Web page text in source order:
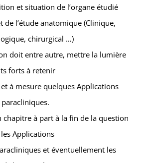
et situation de l’organe étudié
de l’étude anatomique (Clinique,
chirurgical …)
doit entre autre, mettre la lumière
forts à retenir
à mesure quelques Applications
chapitre à part à la fin de la question
Applications
et éventuellement les